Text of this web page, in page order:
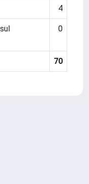
4
0
70